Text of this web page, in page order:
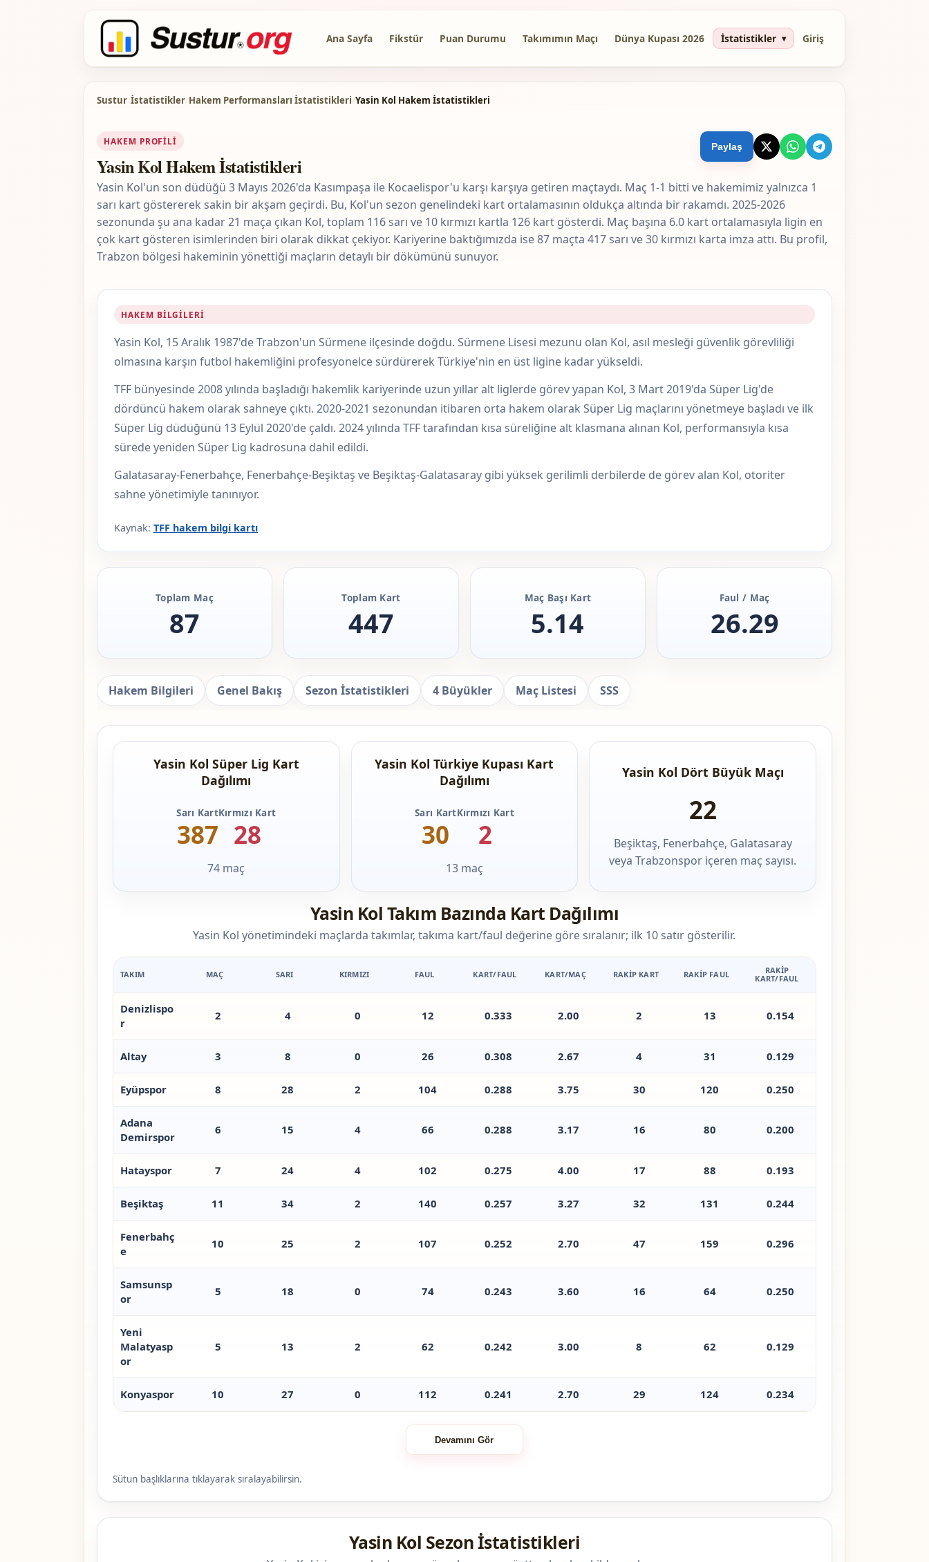
Ana Sayfa Fikstür Puan Durumu Takımımın Maçı Dünya Kupası 2026 İstatistikler Giriş
Sustur/İstatistikler/Hakem Performansları İstatistikleri/Yasin Kol Hakem İstatistikleri
HAKEM PROFILI
Yasin Kol Hakem İstatistikleri
Paylaş
Yasin Kol'un son düdüğü 3 Mayıs 2026'da Kasımpaşa ile Kocaelispor'u karşı karşıya getiren maçtaydı. Maç 1-1 bitti ve hakemimiz yalnızca 1
sarı kart göstererek sakin bir akşam geçirdi. Bu, Kol'un sezon genelindeki kart ortalamasının oldukça altında bir rakamdı. 2025-2026
sezonunda şu ana kadar 21 maça çıkan Kol, toplam 116 sarı ve 10 kırmızı kartla 126 kart gösterdi. Maç başına 6.0 kart ortalamasıyla ligin en
çok kart gösteren isimlerinden biri olarak dikkat çekiyor. Kariyerine baktığımızda ise 87 maçta 417 sarı ve 30 kırmızı karta imza attı. Bu profil,
Trabzon bölgesi hakeminin yönettiği maçların detaylı bir dökümünü sunuyor.
HAKEM BILGILERI
Yasin Kol, 15 Aralık 1987'de Trabzon'un Sürmene ilçesinde doğdu. Sürmene Lisesi mezunu olan Kol, asıl mesleği güvenlik görevliliği
olmasına karşın futbol hakemliğini profesyonelce sürdürerek Türkiye'nin en üst ligine kadar yükseldi.
TFF bünyesinde 2008 yılında başladığı hakemlik kariyerinde uzun yıllar alt liglerde görev yapan Kol, 3 Mart 2019'da Süper Lig'de
dördüncü hakem olarak sahneye çıktı. 2020-2021 sezonundan itibaren orta hakem olarak Süper Lig maçlarını yönetmeye başladı ve ilk
Süper Lig düdüğünü 13 Eylül 2020'de çaldı. 2024 yılında TFF tarafından kısa süreliğine alt klasmana alınan Kol, performansıyla kısa
sürede yeniden Süper Lig kadrosuna dahil edildi.
Galatasaray-Fenerbahçe, Fenerbahçe-Beşiktaş ve Beşiktaş-Galatasaray gibi yüksek gerilimli derbilerde de görev alan Kol, otoriter
sahne yönetimiyle tanınıyor.
Kaynak: TFF hakem bilgi kartı
Toplam Maç
87
Toplam Kart
447
Maç Başı Kart
5.14
Faul / Maç
26.29
Hakem Bilgileri Genel Bakış Sezon İstatistikleri 4 Büyükler Maç Listesi SSS
Yasin Kol Süper Lig Kart
Dağılımı
Sarı Kart
387
Kırmızı Kart
28
74 maç
Yasin Kol Türkiye Kupası Kart
Dağılımı
Sarı Kart
30
Kırmızı Kart
2
13 maç
Yasin Kol Dört Büyük Maçı
22
Beşiktaş, Fenerbahçe, Galatasaray
veya Trabzonspor içeren maç sayısı.
Yasin Kol Takım Bazında Kart Dağılımı
Yasin Kol yönetimindeki maçlarda takımlar, takıma kart/faul değerine göre sıralanır; ilk 10 satır gösterilir.
TAKIM MAÇ SARI KIRMIZI FAUL KART/FAUL KART/MAÇ RAKIP KART RAKIP FAUL
RAKIP
KART/FAUL
Denizlispo
r
2 4 0 12 0.333 2.00 2 13 0.154
Altay 3 8 0 26 0.308 2.67 4 31 0.129
Eyüpspor 8 28 2 104 0.288 3.75 30 120 0.250
Adana
Demirspor
6 15 4 66 0.288 3.17 16 80 0.200
Hatayspor 7 24 4 102 0.275 4.00 17 88 0.193
Beşiktaş 11 34 2 140 0.257 3.27 32 131 0.244
Fenerbahç
e
10 25 2 107 0.252 2.70 47 159 0.296
Samsunsp
or
5 18 0 74 0.243 3.60 16 64 0.250
Yeni
Malatyasp
or
5 13 2 62 0.242 3.00 8 62 0.129
Konyaspor 10 27 0 112 0.241 2.70 29 124 0.234
Devamını Gör
Sütun başlıklarına tıklayarak sıralayabilirsin.
Yasin Kol Sezon İstatistikleri